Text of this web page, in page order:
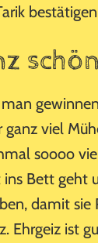
ganz viel
soooo
ins Bett geht
damit
Ehrgeiz ist